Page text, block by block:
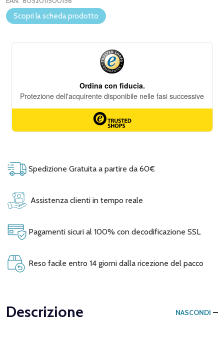
Scopri la scheda prodotto
Spedizione Gratuita a partire da 60€
Assistenza clienti in tempo reale
Pagamenti sicuri al 100% con decodificazione SSL
Reso facile entro 14 giorni dalla ricezione del pacco
Descrizione NASCONDI